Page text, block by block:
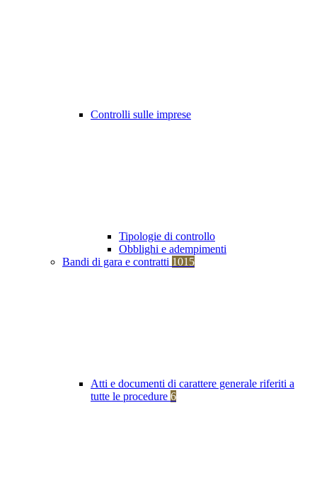
Controlli sulle imprese
Tipologie di controllo
Obblighi e adempimenti
Bandi di gara e contratti 1015
Atti e documenti di carattere generale riferiti a
tutte le procedure 6